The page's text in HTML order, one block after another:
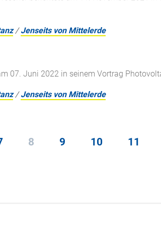
/Jenseits von Mittelerde
07. Juni 2022 in seinem Vortrag
/Jenseits von Mittelerde
8 9 10 11